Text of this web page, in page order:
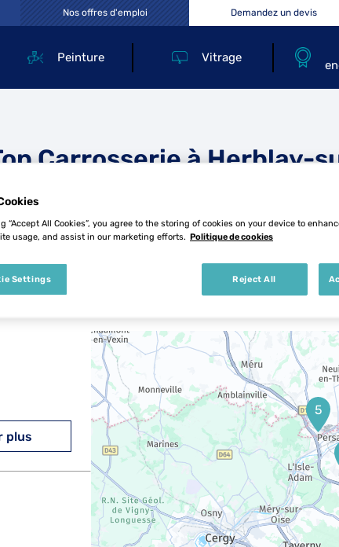
Peinture Vitrage
Nos offres d'emploi Demandez un devis
Carrosserie à Herblay-
9 Top Carrosserie à Herblay-sur-
plus
5
“Accept All Cookies”, you agree to the storing of cookies on your device to
usage, and assist in our marketing efforts. Politique de cookies
Reject All
Settings